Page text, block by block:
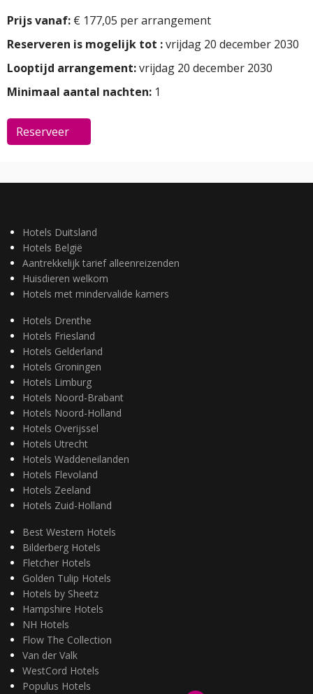
Prijs vanaf: € 177,05 per arrangement
Reserveren is mogelijk tot :vrijdag 20 december 2030
Looptijd arrangement:vrijdag 20 december 2030
Minimaal aantal nachten: 1
Reserveer
Hotels Duitsland
Hotels België
Aantrekkelijk tarief alleenreizenden
Huisdieren welkom
Hotels met mindervalide kamers
Hotels Drenthe
Hotels Friesland
Hotels Gelderland
Hotels Groningen
Hotels Limburg
Hotels Noord-Brabant
Hotels Noord-Holland
Hotels Overijssel
Hotels Utrecht
Hotels Waddeneilanden
Hotels Flevoland
Hotels Zeeland
Hotels Zuid-Holland
Best Western Hotels
Bilderberg Hotels
Fletcher Hotels
Golden Tulip Hotels
Hotels by Sheetz
Hampshire Hotels
NH Hotels
Flow The Collection
Van der Valk
WestCord Hotels
Populus Hotels